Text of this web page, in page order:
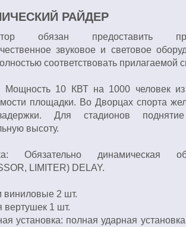
РАЙДЕР
обязан предоставить
звуковое и световое
соответствовать прилагаемой
Мощность 10 КВТ на 1000 человек из
площадки. Во Дворцах спорта
Для стадионов
высоту.
Обязательно динамическая
LIMITER) DELAY.
виниловые 2 шт.
вертушек 1 шт.
установка: полная ударная